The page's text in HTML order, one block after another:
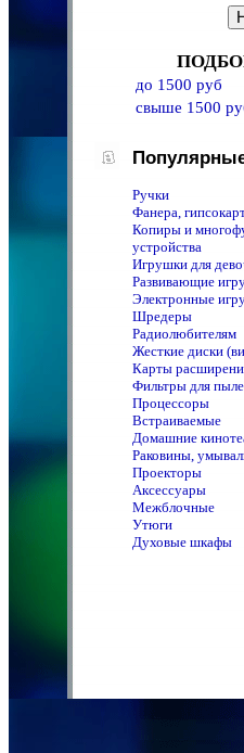
до 1500 руб
свыше 1500
Ручки
Фанера,
Копиры и
устройства
Игрушки для
Развивающие
Электронные
Шредеры
Радиолюбителям
Жесткие диски
Карты
Фильтры для
Процессоры
Встраиваемые
Домашние
Раковины,
Проекторы
Аксессуары
Межблочные
Утюги
Духовые шкафы